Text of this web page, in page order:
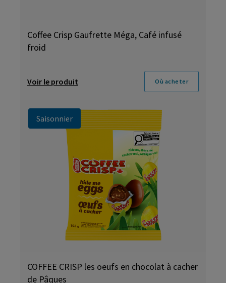
Coffee Crisp Gaufrette Méga, Café infusé
froid
Voir le produit Où acheter
Saisonnier
COFFEE CRISP les oeufs en chocolat à cacher
de Pâques